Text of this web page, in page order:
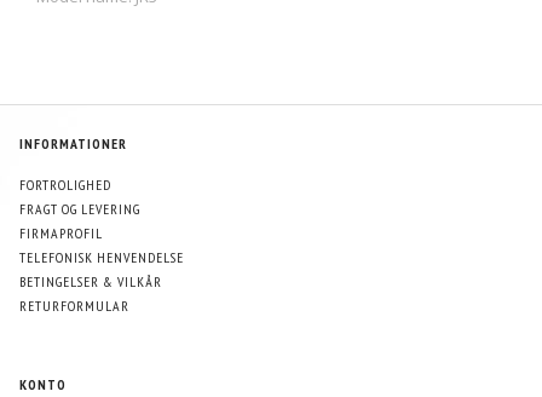
INFORMATIONER
FORTROLIGHED
FRAGT OG LEVERING
FIRMAPROFIL
TELEFONISK HENVENDELSE
BETINGELSER & VILKÅR
RETURFORMULAR
KONTO